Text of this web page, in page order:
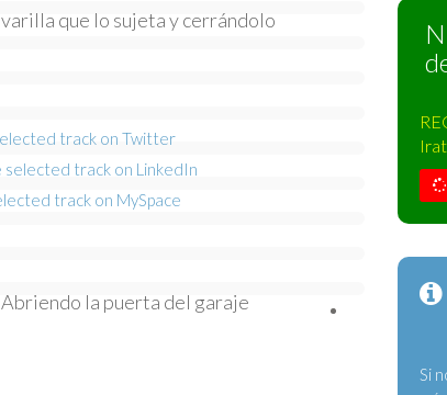
varilla que lo sujeta y cerrándolo
Abriendo la puerta del garaje
Si